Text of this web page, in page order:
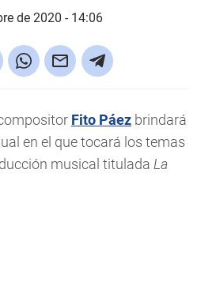
de 2020 - 14:06
Fito Páez brindará
en el que tocará los temas
musical titulada La